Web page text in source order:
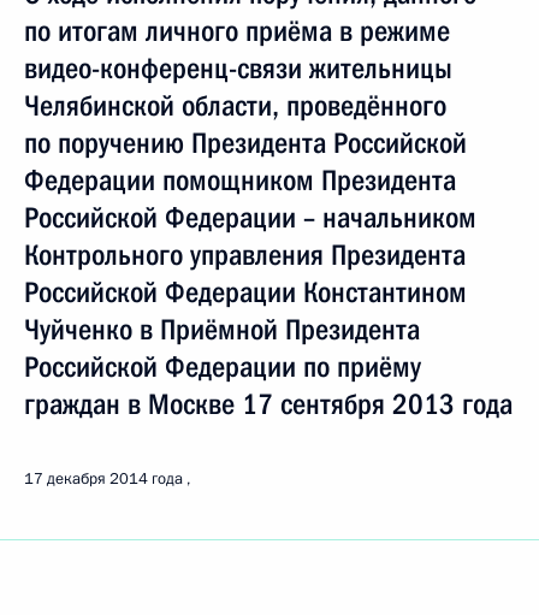
по итогам личного приёма в режиме
видео-конференц-связи жительницы
Челябинской области, проведённого
по поручению Президента Российской
Федерации помощником Президента
Российской Федерации – начальником
Контрольного управления Президента
Российской Федерации Константином
Чуйченко в Приёмной Президента
Российской Федерации по приёму
граждан в Москве 17 сентября 2013 года
17 декабря 2014 года